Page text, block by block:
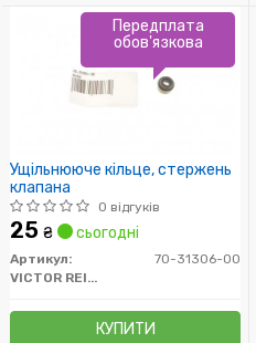
Ущільнююче кільце, стержень
клапана
0 відгуків
25 ₴ сьогодні
Артикул:
70-31306-00
VICTOR REINZ
КУПИТИ
Передплата
обов'язкова